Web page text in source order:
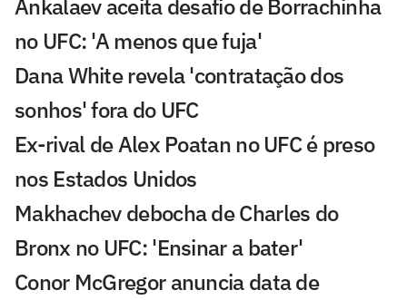
Ankalaev aceita desafio de Borrachinha
no UFC: 'A menos que fuja'
Dana White revela 'contratação dos
sonhos' fora do UFC
Ex-rival de Alex Poatan no UFC é preso
nos Estados Unidos
Makhachev debocha de Charles do
Bronx no UFC: 'Ensinar a bater'
Conor McGregor anuncia data de